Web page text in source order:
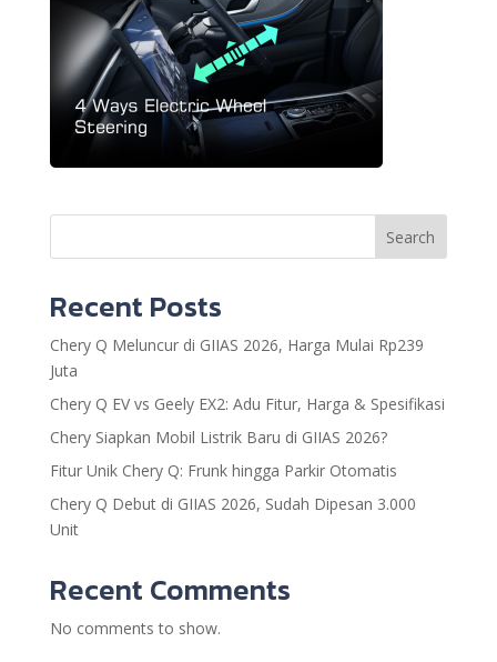
Search
Recent Posts
Chery Q Meluncur di GIIAS 2026, Harga Mulai Rp239
Juta
Chery Q EV vs Geely EX2: Adu Fitur, Harga & Spesifikasi
Chery Siapkan Mobil Listrik Baru di GIIAS 2026?
Fitur Unik Chery Q: Frunk hingga Parkir Otomatis
Chery Q Debut di GIIAS 2026, Sudah Dipesan 3.000
Unit
Recent Comments
No comments to show.